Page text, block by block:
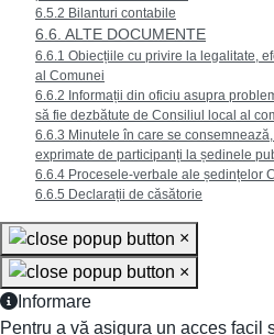
6.5.2 Bilanturi contabile
6.6. ALTE DOCUMENTE
6.6.1 Obiecțiile cu privire la legalitate,
al Comunei
6.6.2 Informații din oficiu asupra
să fie dezbătute de Consiliul local al
6.6.3 Minutele în care se
exprimate de participanți la ședinele
6.6.4 Procesele-verbale ale ședințelor
6.6.5 Declarații de căsătorie
×
×
Informare
Pentru a vă asigura un acces facil